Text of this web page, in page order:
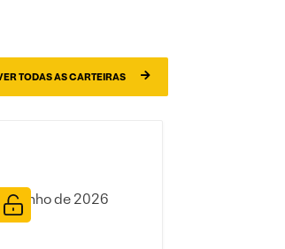
TODAS AS CARTEIRAS